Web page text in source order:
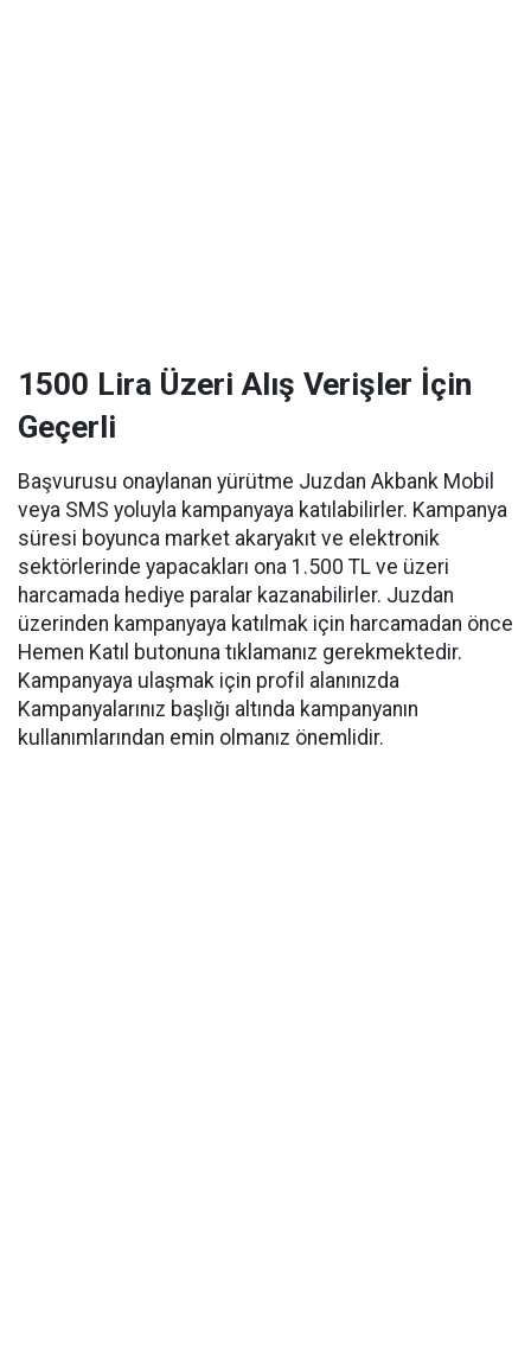
1500 Lira Üzeri Alış Verişler İçin
Geçerli
Başvurusu onaylanan yürütme Juzdan Akbank Mobil
veya SMS yoluyla kampanyaya katılabilirler. Kampanya
süresi boyunca market akaryakıt ve elektronik
sektörlerinde yapacakları ona 1.500 TL ve üzeri
harcamada hediye paralar kazanabilirler. Juzdan
üzerinden kampanyaya katılmak için harcamadan önce
Hemen Katıl butonuna tıklamanız gerekmektedir.
Kampanyaya ulaşmak için profil alanınızda
Kampanyalarınız başlığı altında kampanyanın
kullanımlarından emin olmanız önemlidir.